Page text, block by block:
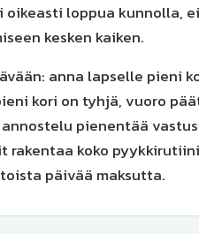
loppua kunnolla,
kesken kaiken.
anna lapselle pieni
kori on tyhjä, vuoro
pienentää
rakentaa koko
päivää maksutta.